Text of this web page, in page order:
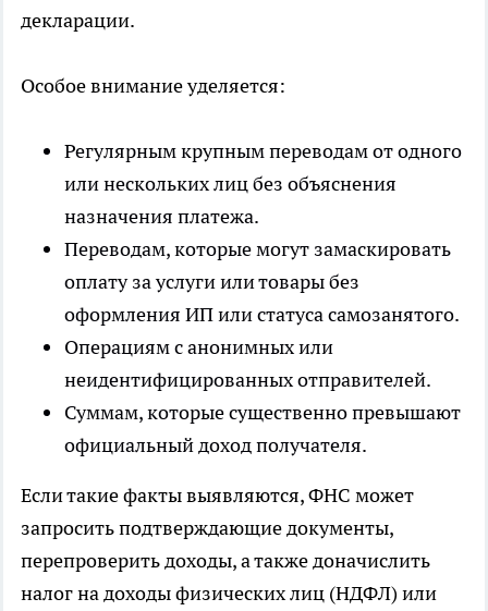
декларации.
Особое внимание уделяется:
Регулярным крупным переводам от одного
или нескольких лиц без объяснения
назначения платежа.
Переводам, которые могут замаскировать
оплату за услуги или товары без
оформления ИП или статуса самозанятого.
Операциям с анонимных или
неидентифицированных отправителей.
Суммам, которые существенно превышают
официальный доход получателя.
Если такие факты выявляются, ФНС может
запросить подтверждающие документы,
перепроверить доходы, а также доначислить
налог на доходы физических лиц (НДФЛ) или